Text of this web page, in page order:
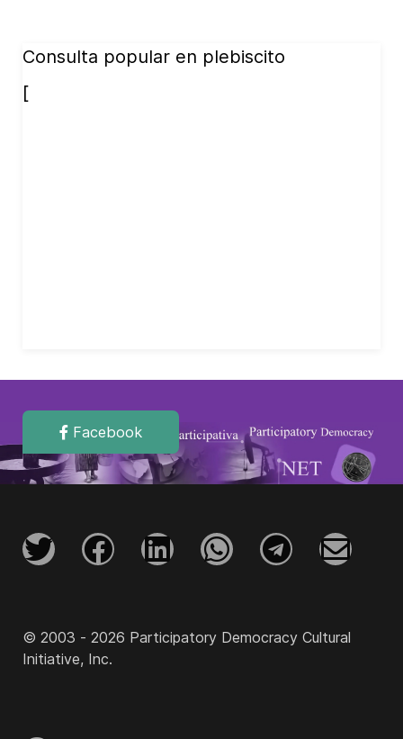
Consulta popular en plebiscito
[
Facebook
© 2003 - 2026 Participatory Democracy Cultural
Initiative, Inc.